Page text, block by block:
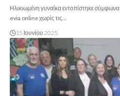
Ηλικιωμένη γυναίκα εντοπίστηκε
evia online χωρίς τις…
15 Ιουνίου 2025